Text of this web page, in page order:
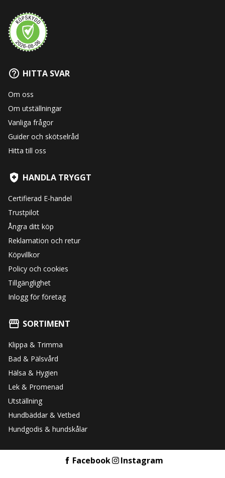
HITTA SVAR
Om oss
Om utställningar
Vanliga frågor
Guider och skötselråd
Hitta till oss
HANDLA TRYGGT
Certifierad E-handel
Trustpilot
Ångra ditt köp
Reklamation och retur
Köpvillkor
Policy och cookies
Tillgänglighet
Inlogg för företag
SORTIMENT
Klippa & Trimma
Bad & Pälsvård
Hälsa & Hygien
Lek & Promenad
Utställning
Hundbäddar & Vetbed
Hundgodis & hundskålar
Facebook Instagram